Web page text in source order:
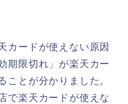
カードが使えない原因
期限切れ」が楽天カー
ことが分かりました。
で楽天カードが使えな